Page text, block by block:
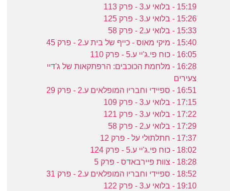
15:19 - בלואי ע.3 - פרק 113
15:26 - בלואי ע.3 - פרק 125
15:33 - בלואי ע.2 - פרק 58
15:40 - מיקי מאוס - כייף של בית ע.2 - פרק 45
16:05 - כוח פי.ג'יי ע.5 - פרק 110
16:28 - מלחמת הכוכבים: הרפתקאות של ג'דיי
צעירים
16:51 - ספיידי וחבריו המופלאים ע.2 - פרק 29
17:15 - בלואי ע.3 - פרק 109
17:22 - בלואי ע.3 - פרק 121
17:29 - בלואי ע.2 - פרק 58
17:37 - חתלתולי על - פרק 12
18:02 - כוח פי.ג'יי ע.5 - פרק 124
18:28 - צוות פיירבאדס - פרק 5
18:52 - ספיידי וחבריו המופלאים ע.2 - פרק 31
19:10 - בלואי ע.3 - פרק 122